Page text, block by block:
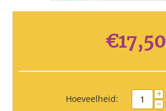
€17,50
Hoeveelheid: +
−